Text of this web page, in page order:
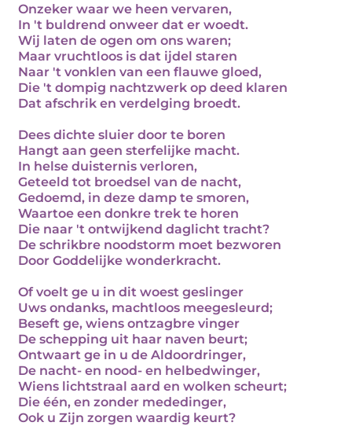
Onzeker waar we heen vervaren,
In 't buldrend onweer dat er woedt.
Wij laten de ogen om ons waren;
Maar vruchtloos is dat ijdel staren
Naar 't vonklen van een flauwe gloed,
Die 't dompig nachtzwerk op deed klaren
Dat afschrik en verdelging broedt.
Dees dichte sluier door te boren
Hangt aan geen sterfelijke macht.
In helse duisternis verloren,
Geteeld tot broedsel van de nacht,
Gedoemd, in deze damp te smoren,
Waartoe een donkre trek te horen
Die naar 't ontwijkend daglicht tracht?
De schrikbre noodstorm moet bezworen
Door Goddelijke wonderkracht.
Of voelt ge u in dit woest geslinger
Uws ondanks, machtloos meegesleurd;
Beseft ge, wiens ontzagbre vinger
De schepping uit haar naven beurt;
Ontwaart ge in u de Aldoordringer,
De nacht- en nood- en helbedwinger,
Wiens lichtstraal aard en wolken scheurt;
Die één, en zonder mededinger,
Ook u Zijn zorgen waardig keurt?